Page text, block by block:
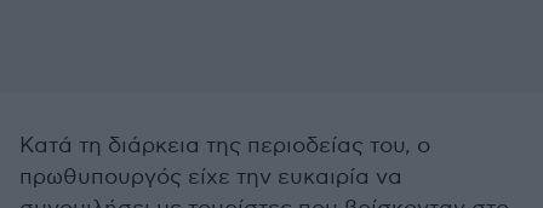
Κατά τη διάρκεια της περιοδείας του, ο
πρωθυπουργός είχε την ευκαιρία να